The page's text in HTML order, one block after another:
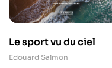
Le sport vu du ciel
Edouard Salmon